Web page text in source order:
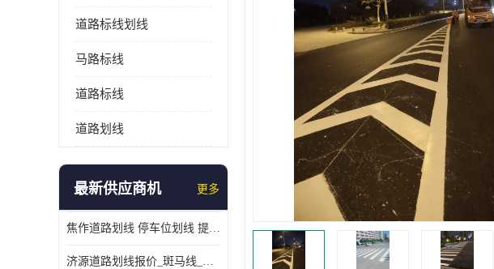
道路标线划线
马路标线
道路标线
道路划线
最新供应商机 更多
焦作道路划线 停车位划线 提供交通分流
济源道路划线报价_斑马线_提供紧急停车带